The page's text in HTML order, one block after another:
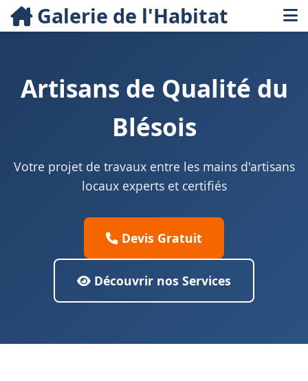
Galerie de l'Habitat
Artisans de Qualité du
Blésois
Votre projet de travaux entre les mains d'artisans
locaux experts et certifiés
Devis Gratuit
Découvrir nos Services